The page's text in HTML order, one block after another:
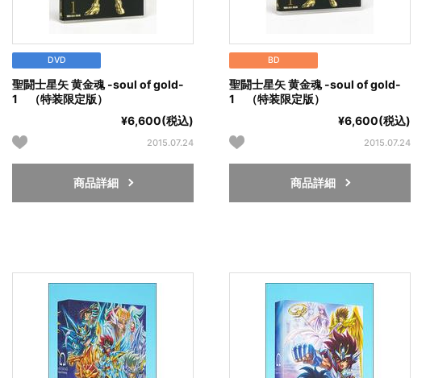
DVD
聖闘士星矢 黄金魂 -soul of gold-
1 （特装限定版）
¥6,600(税込)
2015.07.24
商品詳細
BD
聖闘士星矢 黄金魂 -soul of gold-
1 （特装限定版）
¥6,600(税込)
2015.07.24
商品詳細